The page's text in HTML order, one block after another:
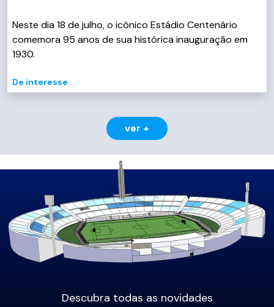
Neste dia 18 de julho, o icônico Estádio Centenário
comemora 95 anos de sua histórica inauguração em
1930.
De interesse
ver +
Descubra todas as novidades